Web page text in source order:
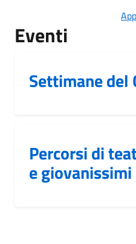
Eventi
Settimane del
Percorsi di
e giovanissimi